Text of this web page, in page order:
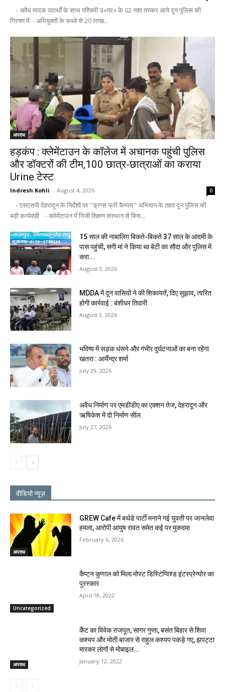
- अवैध मादक पदार्थों के साथ पश्चिमी उ०प्र० के 02 नशा तस्कर आये दून पुलिस की
गिरफ्त में - अभियुक्तों के कब्जे से 20 लाख...
अपराध
हड़कंप : क्लेमेंटाउन के कॉलेज में अचानक पहुंची पुलिस
और डॉक्टरों की टीम,100 छात्र-छात्राओं का कराया
Urine टेस्ट
Indresh Kohli - August 4, 2026 0
- एसएसपी देहरादून के निर्देशों पर "ड्रग्स फ्री कैम्पस" अभियान के तहत दून पुलिस की
बड़ी कार्यवाही - क्लेमेंटाउन में निजी शिक्षण संस्थान से बिना...
15 साल की नाबालिग बिकते-बिकते 37 साल के आदमी के
पास पहुंची, सगी मां ने किया था बेटी का सौदा और पुलिस में
करा...
August 3, 2026
MDDA में दून वासियों ने की शिकायतें, दिए सुझाव, त्वरित
होगी कार्रवाई : बंशीधर तिवारी
August 3, 2026
भविष्य में सड़क धंसने और गंभीर दुर्घटनाओं का बना रहेगा
खतरा : आर्येन्द्र शर्मा
July 29, 2026
अवैध निर्माण पर एमडीडीए का एक्शन तेज, देहरादून और
ऋषिकेश में दो निर्माण सील
July 27, 2026
वीडियो न्यूज़
अपराध
GREW Cafe में बर्थडे पार्टी मनाने गई युवती पर जानलेवा
हमला, आरोपी आयुष रावत समेत कई पर मुकदमा
February 6, 2026
Uncategorized
कैप्टन कुणाल को मिला मोस्ट डिस्टिंग्विश्ड इंटरप्रेन्योर का
पुरस्कार
April 18, 2022
अपराध
कैंट का विवेक राजपूत, सागर गुप्ता, बसंत बिहार से शिवा
कश्यप और मोती बाजार से राहुल कश्यप पकड़े गए, झपट्टा
मारकर लोगों से मोबाइल...
January 12, 2022